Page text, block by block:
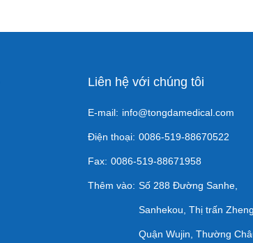
Liên hệ với chúng tôi
E-mail: info@tongdamedical.com
Điện thoại: 0086-519-88670522
Fax: 0086-519-88671958
Thêm vào: Số 288 Đường Sanhe,
Sanhekou, Thị trấn
Quận Wujin, Thường